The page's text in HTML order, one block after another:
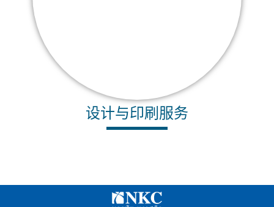
设计与印刷服务